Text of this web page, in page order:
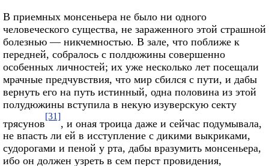
В приемных монсеньера не было ни одного
человеческого существа, не зараженного этой страшной
болезнью — никчемностью. В зале, что поближе к
передней, собралось с полдюжины совершенно
особенных личностей; их уже несколько лет посещали
мрачные предчувствия, что мир сбился с пути, и дабы
вернуть его на путь истинный, одна половина из этой
полудюжины вступила в некую изуверскую секту
трясунов
[31]
, и оная троица даже и сейчас подумывала,
не впасть ли ей в исступление с дикими выкриками,
судорогами и пеной у рта, дабы вразумить монсеньера,
ибо он должен узреть в сем перст провидения,